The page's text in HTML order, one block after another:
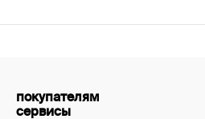
покупателям
сервисы